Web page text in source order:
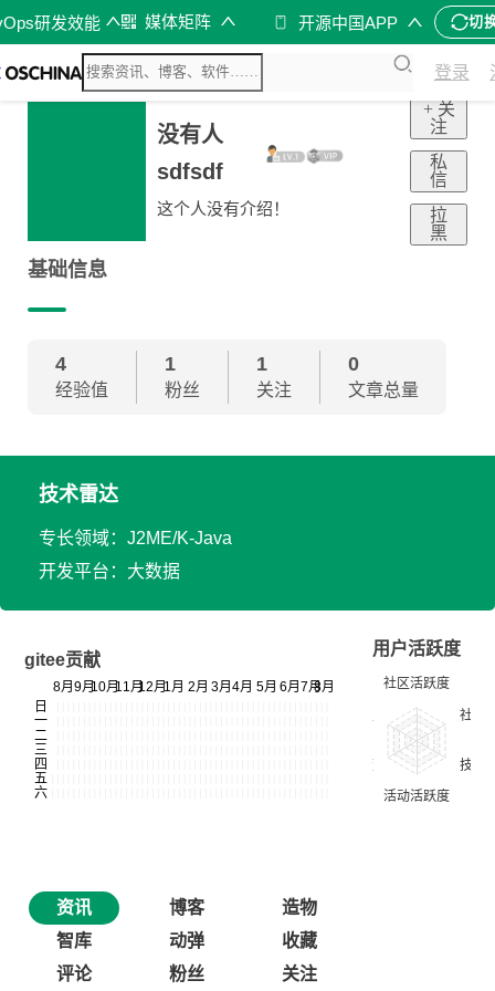
研发效能 媒体矩阵 开源中国APP 切
登录
没有人
sdfsdf
这个人没有介绍！
+ 关
注
私
信
拉
黑
基础信息
4
经验值
1
粉丝
1
关注
0
文章总量
技术雷达
专长领域：J2ME/K-Java
开发平台：大数据
gitee贡献
用户活跃度
资讯 博客
造物
智库
动弹
收藏
评论
粉丝 关注